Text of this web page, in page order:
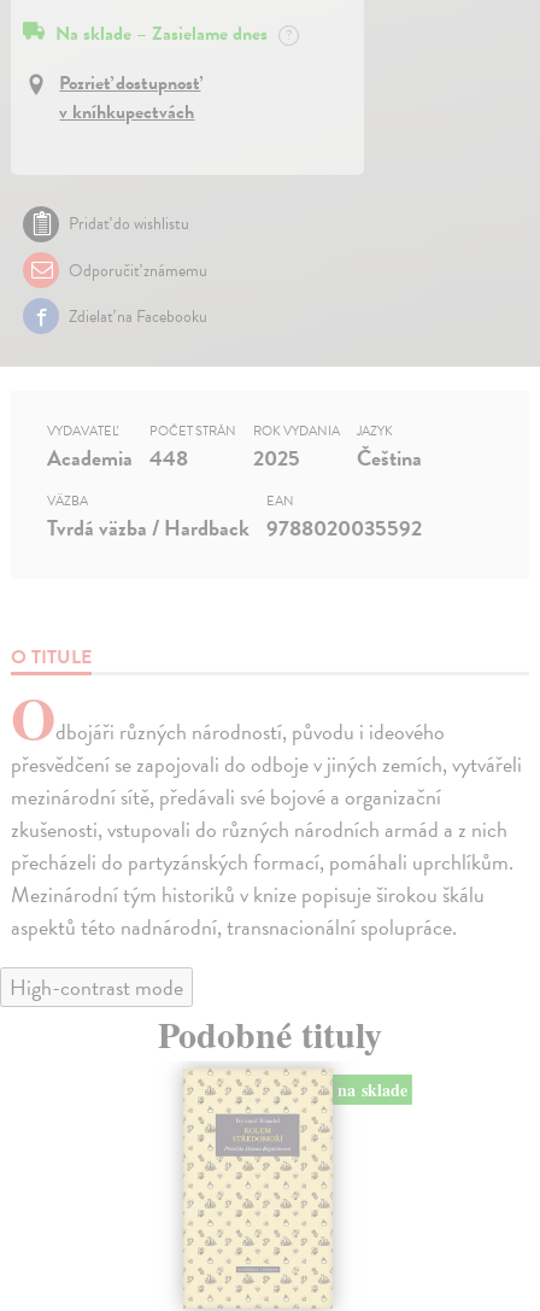
Na sklade – Zasielame dnes ?
Pozrieť dostupnosť
v kníhkupectvách
Pridať do wishlistu
Odporučiť známemu
Zdielať na Facebooku
O TITULE
Odbojáři různých národností, původu i ideového
přesvědčení se zapojovali do odboje v jiných zemích, vytvářeli
mezinárodní sítě, předávali své bojové a organizační
zkušenosti, vstupovali do různých národních armád a z nich
přecházeli do partyzánských formací, pomáhali uprchlíkům.
Mezinárodní tým historiků v knize popisuje širokou škálu
aspektů této nadnárodní, transnacionální spolupráce.
VYDAVATEĽ
Academia
POČET STRÁN
448
ROK VYDANIA
2025
JAZYK
Čeština
VÄZBA
Tvrdá väzba / Hardback
EAN
9788020035592
High-contrast mode
Podobné tituly
na sklade